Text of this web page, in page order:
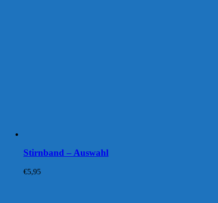
Stirnband – Auswahl
€5,95